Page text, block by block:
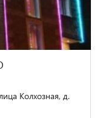
Колхозная, д.